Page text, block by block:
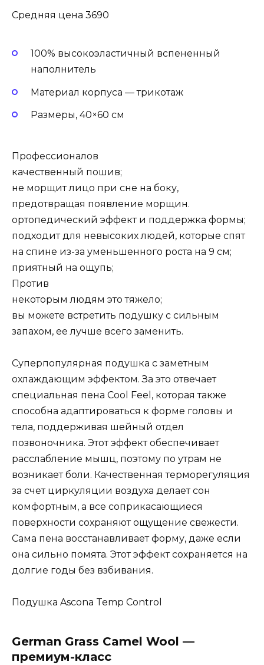
Средняя цена 3690
100% высокоэластичный вспененный
наполнитель
Материал корпуса — трикотаж
Размеры, 40×60 см
Профессионалов
качественный пошив;
не морщит лицо при сне на боку,
предотвращая появление морщин.
ортопедический эффект и поддержка формы;
подходит для невысоких людей, которые спят
на спине из-за уменьшенного роста на 9 см;
приятный на ощупь;
Против
некоторым людям это тяжело;
вы можете встретить подушку с сильным
запахом, ее лучше всего заменить.
Суперпопулярная подушка с заметным
охлаждающим эффектом. За это отвечает
специальная пена Cool Feel, которая также
способна адаптироваться к форме головы и
тела, поддерживая шейный отдел
позвоночника. Этот эффект обеспечивает
расслабление мышц, поэтому по утрам не
возникает боли. Качественная терморегуляция
за счет циркуляции воздуха делает сон
комфортным, а все соприкасающиеся
поверхности сохраняют ощущение свежести.
Сама пена восстанавливает форму, даже если
она сильно помята. Этот эффект сохраняется на
долгие годы без взбивания.
Подушка Ascona Temp Control
German Grass Camel Wool —
премиум-класс